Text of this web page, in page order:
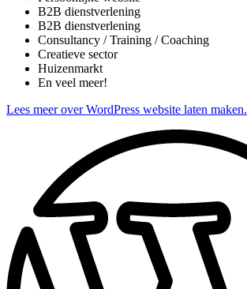
B2B dienstverlening
B2B dienstverlening
Consultancy / Training / Coaching
Creatieve sector
Huizenmarkt
En veel meer!
Lees meer over WordPress website laten maken.